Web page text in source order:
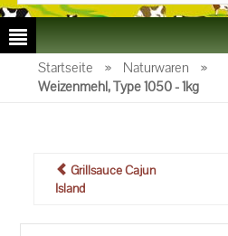
Startseite » Naturwaren
»
Weizenmehl, Type 1050 - 1kg
Grillsauce Cajun
Island